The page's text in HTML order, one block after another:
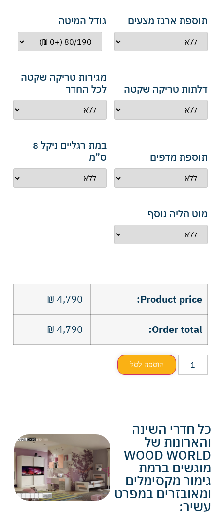
תוספת ארגז מצעים גודל המיטה
דלתות טריקה שקטה
מגירות טריקה שקטה
לכל החדר
תוספת מדפים
במת רגליים ניקל 8
ס”מ
מוט תליה נוסף
Product price:
4,790
₪
Order total:
4,790
₪
הוספה לסל
כל חדרי השינה
והארונות של
WOOD WORLD
מוגשים ברמת
גימור מקסימלים
ומאובזרים במפרט
עשיר: